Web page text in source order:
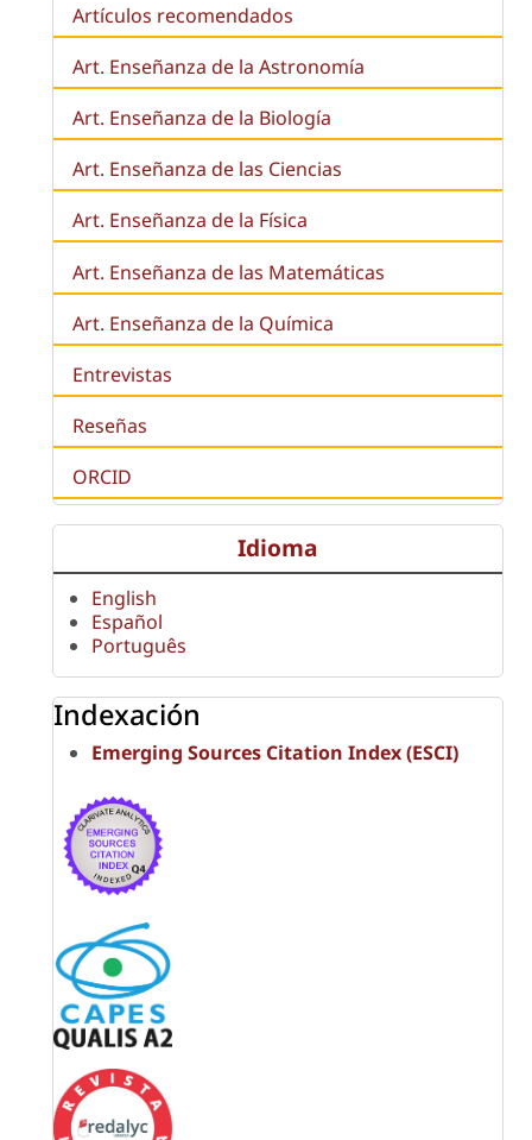
Artículos recomendados
Art. Enseñanza de la Astronomía
Art. Enseñanza de la Biología
Art. Enseñanza de las Ciencias
Art. Enseñanza de la Física
Art. Enseñanza de las Matemáticas
Art. Enseñanza de la Química
Entrevistas
Reseñas
ORCID
Idioma
English
Español
Português
Indexación
Emerging Sources Citation Index (ESCI)